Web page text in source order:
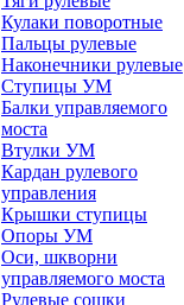
Кулаки поворотные
Пальцы рулевые
Наконечники рулевые
Ступицы УМ
Балки управляемого
моста
Втулки УМ
Кардан рулевого
управления
Крышки ступицы
Опоры УМ
Оси, шкворни
управляемого моста
Рулевые сошки